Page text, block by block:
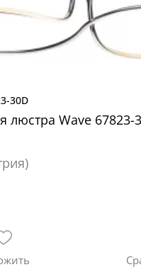
30D
люстра Wave 67823-